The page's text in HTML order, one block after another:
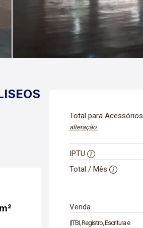
Total para Acessórios
alteração.
IPTU
Total / Mês
Venda
(ITBI, Registro, Escritura e